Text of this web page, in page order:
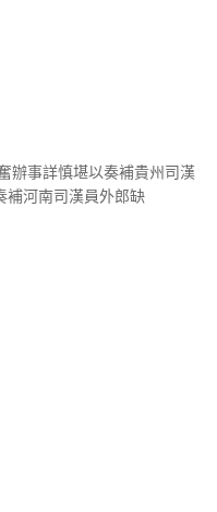
辦事詳慎堪以奏補貴州司漢
補河南司漢員外郎缺